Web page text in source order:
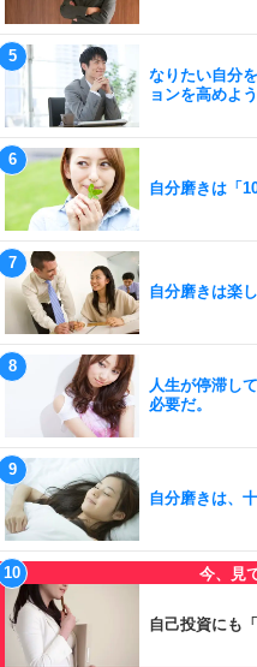
なりたい自分
ョンを高めよう
自分磨きは「
自分磨きは楽
人生が停滞し
必要だ。
自分磨きは、
自己投資にも